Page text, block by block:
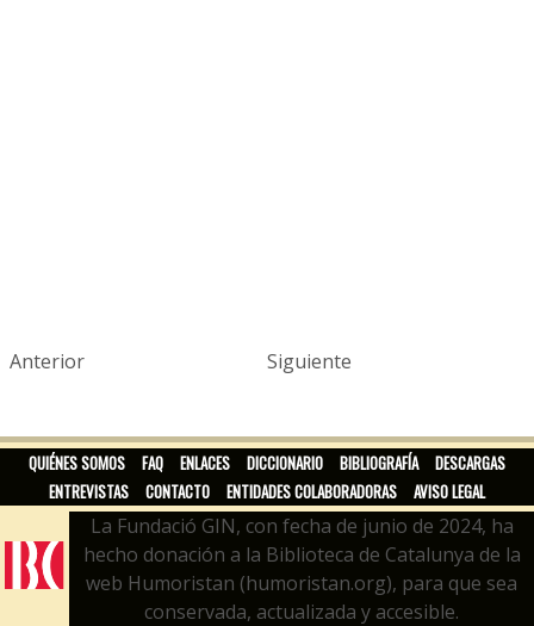
Anterior Siguiente
QUIÉNES SOMOS FAQ ENLACES DICCIONARIO BIBLIOGRAFÍA
DESCARGAS
ENTREVISTAS
CONTACTO ENTIDADES COLABORADORAS AVISO LEGAL
La Fundació GIN, con fecha de junio de 2024, ha
hecho donación a la Biblioteca de Catalunya de la
web Humoristan (humoristan.org), para que sea
conservada, actualizada y accesible.